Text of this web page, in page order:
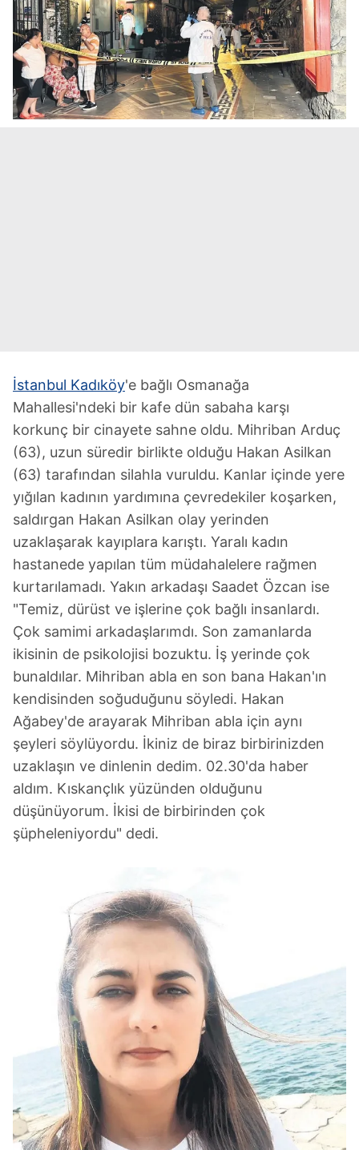
İstanbul Kadıköy'e bağlı Osmanağa
Mahallesi'ndeki bir kafe dün sabaha karşı
korkunç bir cinayete sahne oldu. Mihriban Arduç
(63), uzun süredir birlikte olduğu Hakan Asilkan
(63) tarafından silahla vuruldu. Kanlar içinde yere
yığılan kadının yardımına çevredekiler koşarken,
saldırgan Hakan Asilkan olay yerinden
uzaklaşarak kayıplara karıştı. Yaralı kadın
hastanede yapılan tüm müdahalelere rağmen
kurtarılamadı. Yakın arkadaşı Saadet Özcan ise
"Temiz, dürüst ve işlerine çok bağlı insanlardı.
Çok samimi arkadaşlarımdı. Son zamanlarda
ikisinin de psikolojisi bozuktu. İş yerinde çok
bunaldılar. Mihriban abla en son bana Hakan'ın
kendisinden soğuduğunu söyledi. Hakan
Ağabey'de arayarak Mihriban abla için aynı
şeyleri söylüyordu. İkiniz de biraz birbirinizden
uzaklaşın ve dinlenin dedim. 02.30'da haber
aldım. Kıskançlık yüzünden olduğunu
düşünüyorum. İkisi de birbirinden çok
şüpheleniyordu" dedi.